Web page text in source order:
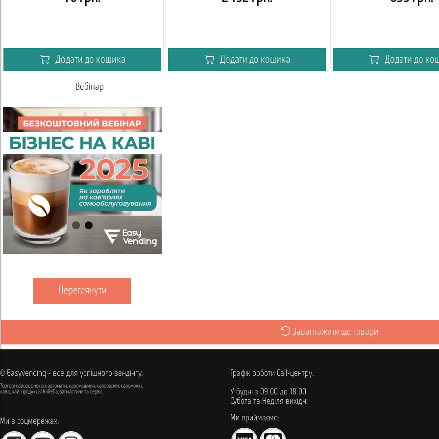
Додати до кошика Додати до кошика Додати до
Вебінар
Переглянути
Завантажити ще товари
© Easyvending - все для успішного вендінгу.
Торгові кавові, снекові автомати, кавомашини, кавоварки, кавомолкі,
кава, чай, продукція HoReCa, запчастини та сервіс.
Ми в соцмережах:
Графік роботи Call-центру:
У будні з 09.00 до 18.00
Субота та Неділя вихідні
Ми приймаємо: